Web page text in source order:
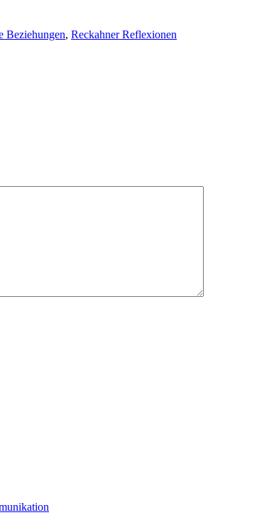
Beziehungen, Reckahner Reflexionen